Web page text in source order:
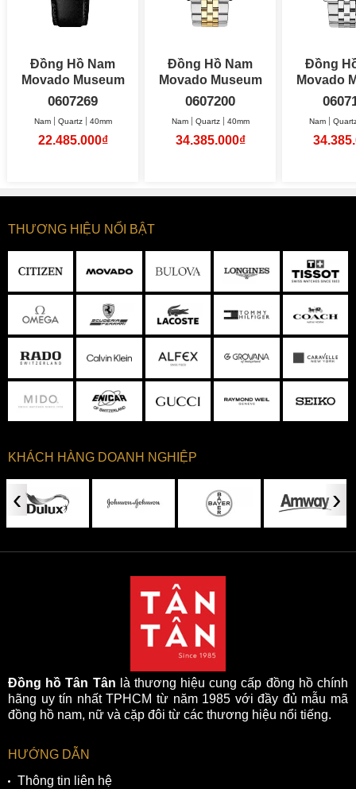
Đồng Hồ Nam
Movado Museum
Classic 40mm
0607269
Nam Quartz 40mm
22.485.000₫
Đồng Hồ Nam
Movado Museum
Classic 40mm
0607200
Nam Quartz 40mm
34.385.000₫
Đồng
Movado
Nam
THƯƠNG HIỆU NỔI BẬT
KHÁCH HÀNG DOANH NGHIỆP
‹ ›
Đồng hồ Tân Tân là thương hiệu cung cấp đồng hồ chính
hãng uy tín nhất TPHCM từ năm 1985 với đầy đủ mẫu mã
đồng hồ nam, nữ và cặp đôi từ các thương hiệu nổi tiếng.
HƯỚNG DẪN
Thông tin liên hệ